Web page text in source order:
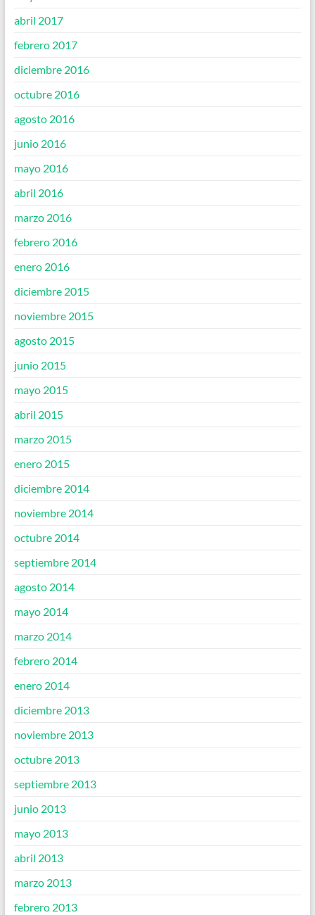
abril 2017
febrero 2017
diciembre 2016
octubre 2016
agosto 2016
junio 2016
mayo 2016
abril 2016
marzo 2016
febrero 2016
enero 2016
diciembre 2015
noviembre 2015
agosto 2015
junio 2015
mayo 2015
abril 2015
marzo 2015
enero 2015
diciembre 2014
noviembre 2014
octubre 2014
septiembre 2014
agosto 2014
mayo 2014
marzo 2014
febrero 2014
enero 2014
diciembre 2013
noviembre 2013
octubre 2013
septiembre 2013
junio 2013
mayo 2013
abril 2013
marzo 2013
febrero 2013